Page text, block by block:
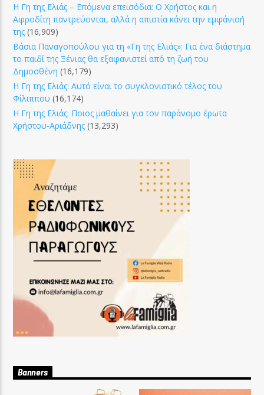
Η Γη της Ελιάς – Επόμενα επεισόδια: Ο Χρήστος και η
Αφροδίτη παντρεύονται, αλλά η απιστία κάνει την εμφάνισή
της (16,909)
Βάσια Παναγοπούλου για τη «Γη της Ελιάς»: Για ένα διάστημα
το παιδί της Ξένιας θα εξαφανιστεί από τη ζωή του
Δημοσθένη (16,179)
Η Γη της Ελιάς: Αυτό είναι το συγκλονιστικό τέλος του
Φίλιππου (16,174)
Η Γη της Ελιάς: Ποιος μαθαίνει για τον παράνομο έρωτα
Χρήστου-Αριάδνης (13,293)
Banners